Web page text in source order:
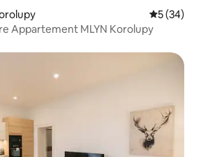
5 (34)
Appartement MLYN Korolupy